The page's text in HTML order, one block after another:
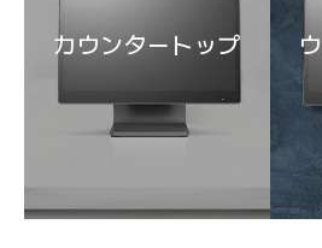
カウンタートップ